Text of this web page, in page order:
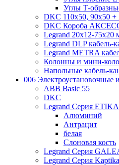
Углы Т-
DKC 110х50, 90х50 +
DKC Короба
Legrand 20х12-75х20
Legrand DLP кабель-
Legrand METRA
Колонны и мини-
Напольные кабель-
006 Электроустановочные
ABB Basic 55
DKC
Legrand Серия ETIKA
Алюминий
Антрацит
белая
Слоновая кость
Legrand Серия
Legrand Серия